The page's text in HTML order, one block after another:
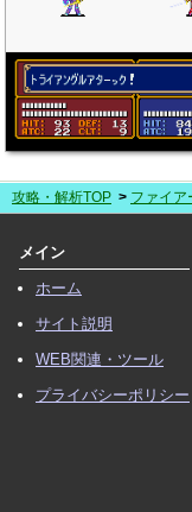
攻略・解析TOP ファイア
メイン
ホーム
サイト説明
WEB関連・ツール
プライバシーポリシー